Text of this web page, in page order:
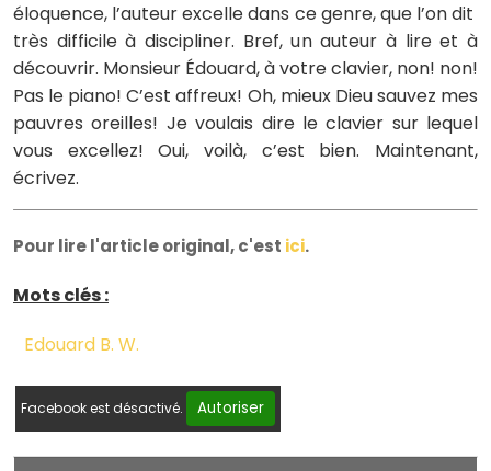
éloquence, l’auteur excelle dans ce genre, que l’on dit
très difficile à discipliner. Bref, un auteur à lire et à
découvrir. Monsieur Édouard, à votre clavier, non! non!
Pas le piano! C’est affreux! Oh, mieux Dieu sauvez mes
pauvres oreilles! Je voulais dire le clavier sur lequel
vous excellez! Oui, voilà, c’est bien. Maintenant,
écrivez.
Pour lire l'article original, c'est ici.
Mots clés :
Edouard B. W.
Facebook est désactivé. Autoriser